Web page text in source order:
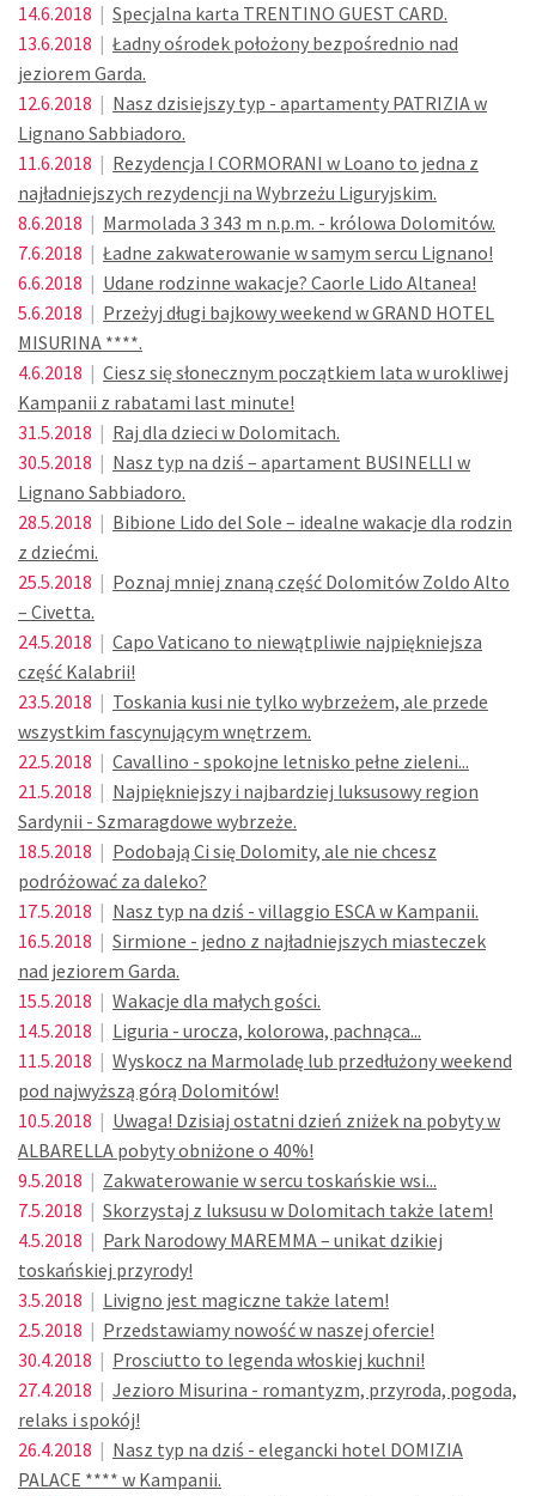
14.6.2018 | Specjalna karta TRENTINO GUEST CARD.
13.6.2018 | Ładny ośrodek położony bezpośrednio nad
jeziorem Garda.
12.6.2018 | Nasz dzisiejszy typ - apartamenty PATRIZIA w
Lignano Sabbiadoro.
11.6.2018 | Rezydencja I CORMORANI w Loano to jedna z
najładniejszych rezydencji na Wybrzeżu Liguryjskim.
8.6.2018 | Marmolada 3 343 m n.p.m. - królowa Dolomitów.
7.6.2018 | Ładne zakwaterowanie w samym sercu Lignano!
6.6.2018 | Udane rodzinne wakacje? Caorle Lido Altanea!
5.6.2018 | Przeżyj długi bajkowy weekend w GRAND HOTEL
MISURINA ****.
4.6.2018 | Ciesz się słonecznym początkiem lata w urokliwej
Kampanii z rabatami last minute!
31.5.2018 | Raj dla dzieci w Dolomitach.
30.5.2018 | Nasz typ na dziś – apartament BUSINELLI w
Lignano Sabbiadoro.
28.5.2018 | Bibione Lido del Sole – idealne wakacje dla rodzin
z dziećmi.
25.5.2018 | Poznaj mniej znaną część Dolomitów Zoldo Alto
– Civetta.
24.5.2018 | Capo Vaticano to niewątpliwie najpiękniejsza
część Kalabrii!
23.5.2018 | Toskania kusi nie tylko wybrzeżem, ale przede
wszystkim fascynującym wnętrzem.
22.5.2018 | Cavallino - spokojne letnisko pełne zieleni...
21.5.2018 | Najpiękniejszy i najbardziej luksusowy region
Sardynii - Szmaragdowe wybrzeże.
18.5.2018 | Podobają Ci się Dolomity, ale nie chcesz
podróżować za daleko?
17.5.2018 | Nasz typ na dziś - villaggio ESCA w Kampanii.
16.5.2018 | Sirmione - jedno z najładniejszych miasteczek
nad jeziorem Garda.
15.5.2018 | Wakacje dla małych gości.
14.5.2018 | Liguria - urocza, kolorowa, pachnąca...
11.5.2018 | Wyskocz na Marmoladę lub przedłużony weekend
pod najwyższą górą Dolomitów!
10.5.2018 | Uwaga! Dzisiaj ostatni dzień zniżek na pobyty w
ALBARELLA pobyty obniżone o 40%!
9.5.2018 | Zakwaterowanie w sercu toskańskie wsi...
7.5.2018 | Skorzystaj z luksusu w Dolomitach także latem!
4.5.2018 | Park Narodowy MAREMMA – unikat dzikiej
toskańskiej przyrody!
3.5.2018 | Livigno jest magiczne także latem!
2.5.2018 | Przedstawiamy nowość w naszej ofercie!
30.4.2018 | Prosciutto to legenda włoskiej kuchni!
27.4.2018 | Jezioro Misurina - romantyzm, przyroda, pogoda,
relaks i spokój!
26.4.2018 | Nasz typ na dziś - elegancki hotel DOMIZIA
PALACE **** w Kampanii.